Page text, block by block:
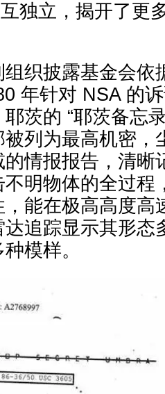
独立，揭开了更
织披露基金会依
年针对 NSA 的
茨的 “耶茨备忘
列为最高机密，
情报报告，清晰
明物体的全过程
能在极高高度高
追踪显示其形态
模样。